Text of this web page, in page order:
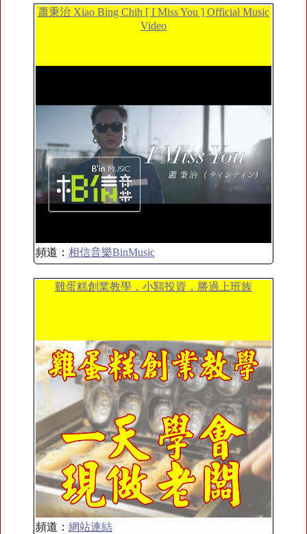
蕭秉治 Xiao Bing Chih [ I Miss You ] Official Music
Video
頻道： 相信音樂BinMusic
雞蛋糕創業教學，小額投資，勝過上班族
頻道： 網站連結